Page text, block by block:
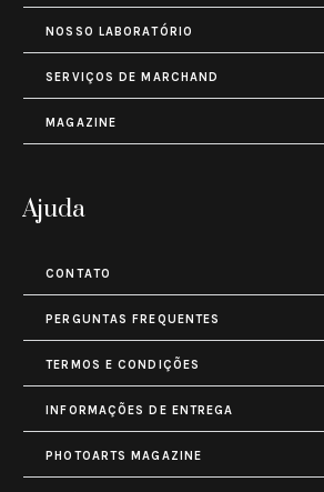
NOSSO LABORATÓRIO
SERVIÇOS DE MARCHAND
MAGAZINE
Ajuda
CONTATO
PERGUNTAS FREQUENTES
TERMOS E CONDIÇÕES
INFORMAÇÕES DE ENTREGA
PHOTOARTS MAGAZINE